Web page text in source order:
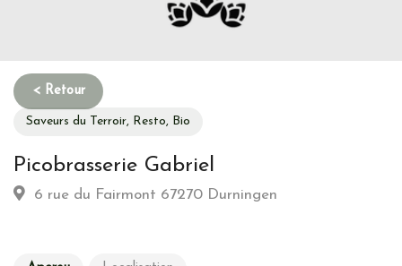
Saveurs du Terroir, Resto, Bio
Picobrasserie Gabriel
6 rue du Fairmont 67270 Durningen